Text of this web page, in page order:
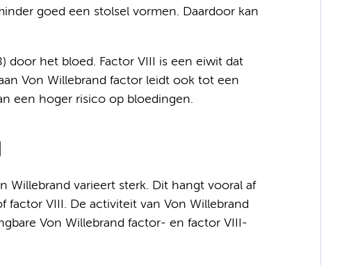
goed een stolsel vormen. Daardoor kan
door het bloed. Factor VIII is een eiwit dat
Von Willebrand factor leidt ook tot een
een hoger risico op bloedingen.
Willebrand varieert sterk. Dit hangt vooral af
VIII. De activiteit van Von Willebrand
Von Willebrand factor- en factor VIII-